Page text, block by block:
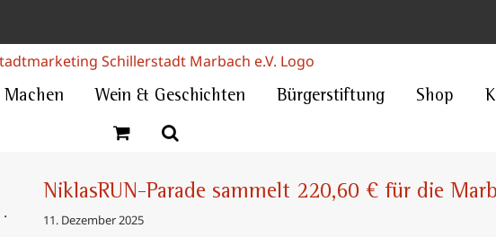
Machen Wein & Geschichten Bürgerstiftung Shop
NiklasRUN-Parade sammelt 220,60 € für die
11. Dezember 2025